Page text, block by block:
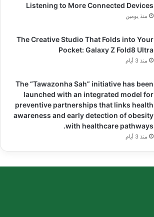
Listening to More Connected Devices
منذ يومين
The Creative Studio That Folds into Your
Pocket: Galaxy Z Fold8 Ultra
منذ 3 أيام
The “Tawazonha Sah” initiative has been
launched with an integrated model for
preventive partnerships that links health
awareness and early detection of obesity
with healthcare pathways.
منذ 3 أيام